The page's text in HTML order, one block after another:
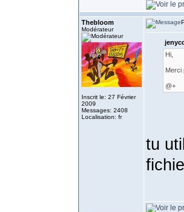
Thebloom
Modérateur
Inscrit le: 27 Février
2009
Messages: 2408
Localisation: fr
Hi,
Merci
@+
tu